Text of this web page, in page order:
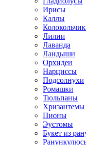
Ирисы
Каллы
Лилии
Лаванда
Ландыши
Орхидеи
Нарциссы
Подсолнухи
Ромашки
Тюльпаны
Хризантемы
Пионы
Эустомы
Букет из